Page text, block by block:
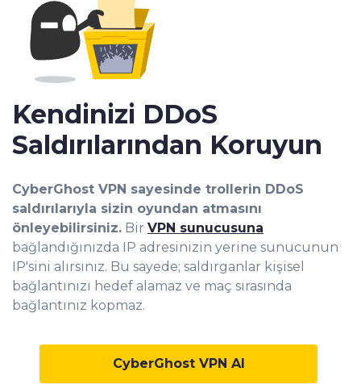
Kendinizi DDoS
Saldırılarından Koruyun
CyberGhost VPN sayesinde trollerin DDoS
saldırılarıyla sizin oyundan atmasını
önleyebilirsiniz. Bir VPN sunucusuna
bağlandığınızda IP adresinizin yerine sunucunun
IP'sini alırsınız. Bu sayede; saldırganlar kişisel
bağlantınızı hedef alamaz ve maç sırasında
bağlantınız kopmaz.
CyberGhost VPN Al